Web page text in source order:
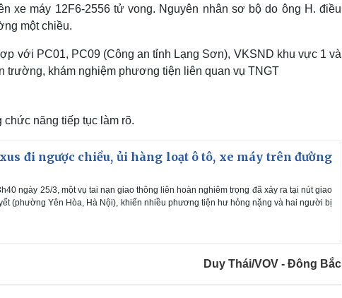
xe máy 12F6-2556 tử vong. Nguyên nhân sơ bộ do ông H. điều
một chiều.
với PC01, PC09 (Công an tỉnh Lạng Sơn), VKSND khu vực 1 và
trường, khám nghiệm phương tiện liên quan vụ TNGT
năng tiếp tục làm rõ.
đi ngược chiều, ủi hàng loạt ô tô, xe máy trên đường
ngày 25/3, một vụ tai nạn giao thông liên hoàn nghiêm trọng đã xảy ra tại nút giao
(phường Yên Hòa, Hà Nội), khiến nhiều phương tiện hư hỏng nặng và hai người bị
Duy Thái/VOV - Đông Bắc